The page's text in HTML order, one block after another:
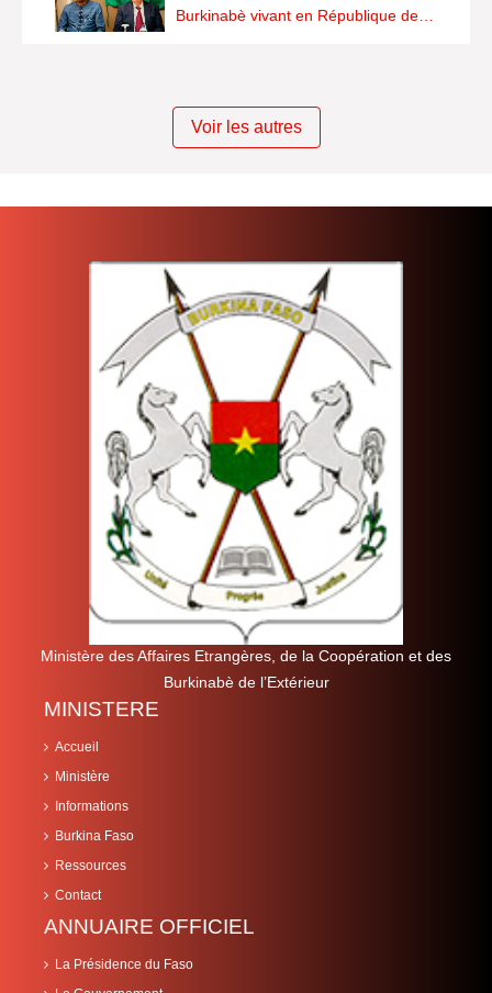
Burkinabè vivant en République de…
Voir les autres
Ministère des Affaires Etrangères, de la Coopération et des
Burkinabè de l’Extérieur
MINISTERE
Accueil
Ministère
Informations
Burkina Faso
Ressources
Contact
ANNUAIRE OFFICIEL
La Présidence du Faso